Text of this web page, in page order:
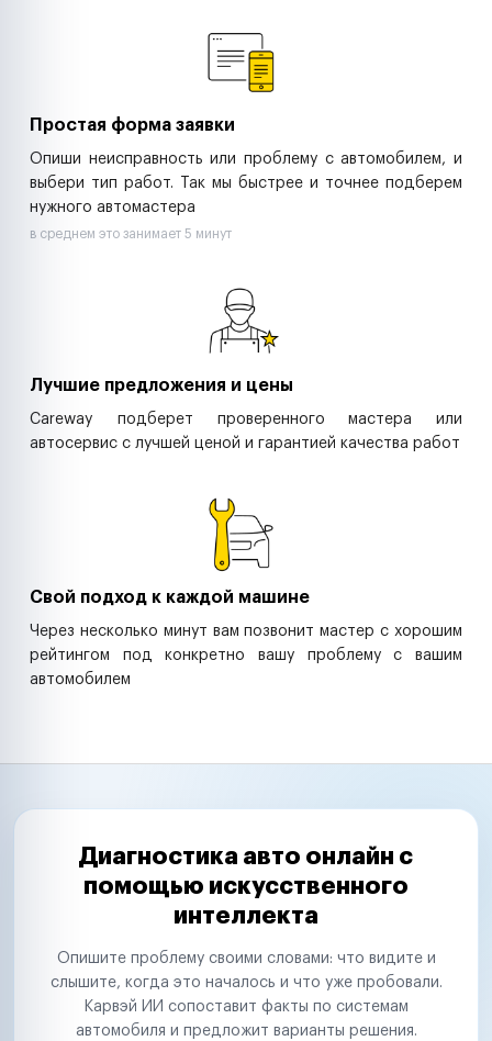
Простая форма заявки
Опиши неисправность или проблему с автомобилем, и
выбери тип работ. Так мы быстрее и точнее подберем
нужного автомастера
в среднем это занимает 5 минут
Лучшие предложения и цены
Careway подберет проверенного мастера или
автосервис с лучшей ценой и гарантией качества работ
Свой подход к каждой машине
Через несколько минут вам позвонит мастер с хорошим
рейтингом под конкретно вашу проблему с вашим
автомобилем
Диагностика авто онлайн с
помощью искусственного
интеллекта
Опишите проблему своими словами: что видите и
слышите, когда это началось и что уже пробовали.
Карвэй ИИ сопоставит факты по системам
автомобиля и предложит варианты решения.